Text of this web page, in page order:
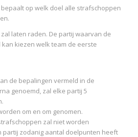
bepaalt op welk doel alle strafschoppen
laten raden. De partij waarvan de
kiezen welk team de eerste
de bepalingen vermeld in de
genoemd, zal elke partij 5
om en om genomen.
zal niet worden
partij zodanig aantal doelpunten heeft